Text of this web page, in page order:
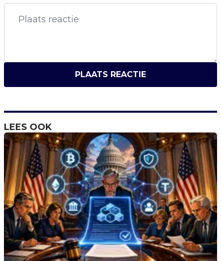
PLAATS REACTIE
LEES OOK